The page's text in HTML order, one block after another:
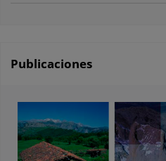
Publicaciones